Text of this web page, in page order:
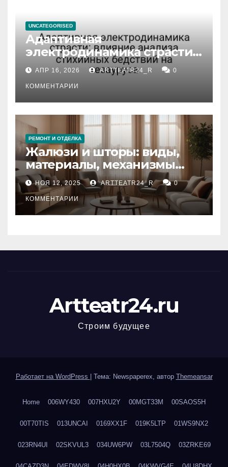
UNCATEGORISED
Адаптивная
электродинамика страсти:
влияние анализа
стихийных бедствий на
тезауруса
АПР 16, 2026 ARTTEATR24_R 0
КОММЕНТАРИИ
РЕМОНТ И ОТДЕЛКА
Жалюзи и шторы: виды,
материалы, механизмы
управления и уход
НОЯ 12, 2025 ARTTEATR24_R 0
КОММЕНТАРИИ
Artteatr24.ru
Строим будущее
Работает на WordPress Тема: Newspaperex, автор Themeansar
Home 006WY430 007HXU2Y 00MGT33M 00SAOS5H
00T70TIS 013UNCAI 0169XX1F 019K5LTP 01WS9NX2
023RN4UI 02SKVUL3 034UW6PW 03L7504Q 03ZRKE69